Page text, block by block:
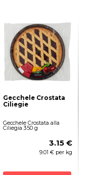
Gecchele Crostata
Ciliegie
Gecchele Crostata alla
Ciliegia 350 g
3.15 €
9.01 € per kg